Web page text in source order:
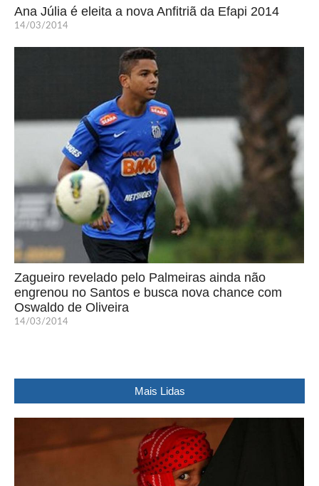
Ana Júlia é eleita a nova Anfitriã da Efapi 2014
14/03/2014
Zagueiro revelado pelo Palmeiras ainda não
engrenou no Santos e busca nova chance com
Oswaldo de Oliveira
14/03/2014
Mais Lidas